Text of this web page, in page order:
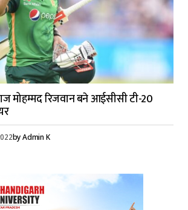
मोहम्मद रिजवान बने आईसीसी टी-20
byAdmin K